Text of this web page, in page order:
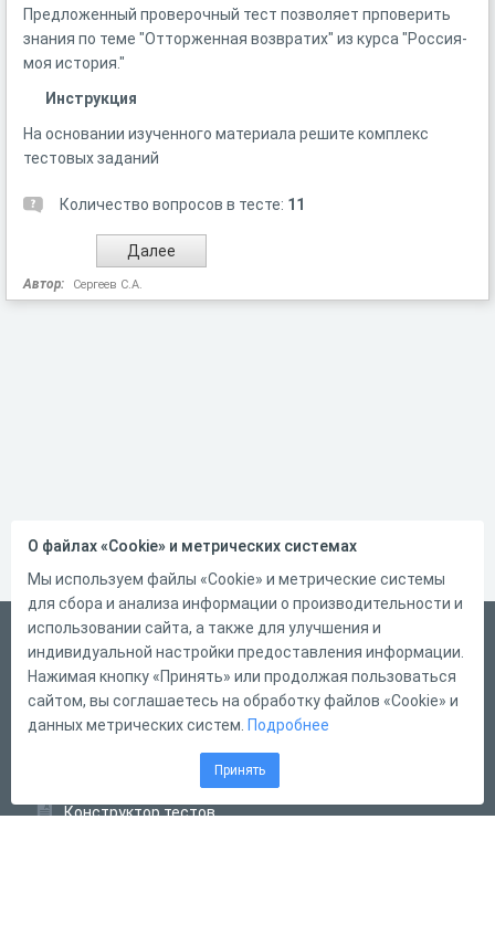
Предложенный проверочный тест позволяет прповерить
знания по теме "Отторженная возвратих" из курса "Россия-
моя история."
Инструкция
На основании изученного материала решите комплекс
тестовых заданий
Количество вопросов в тесте: 11
Автор: Сергеев С.А.
Русский
Справка
Форма обратной связи
Конструктор тестов
О файлах «Cookie» и метрических системах
Мы используем файлы «Cookie» и метрические системы
для сбора и анализа информации о производительности и
использовании сайта, а также для улучшения и
индивидуальной настройки предоставления информации.
Нажимая кнопку «Принять» или продолжая пользоваться
сайтом, вы соглашаетесь на обработку файлов «Cookie» и
данных метрических систем. Подробнее
Принять